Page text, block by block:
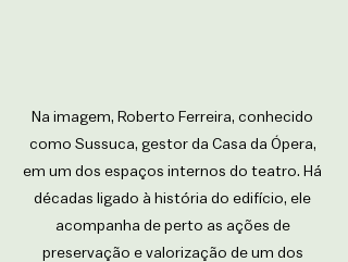
Na imagem, Roberto Ferreira, conhecido
como Sussuca, gestor da Casa da Ópera,
em um dos espaços internos do teatro. Há
décadas ligado à história do edifício, ele
acompanha de perto as ações de
preservação e valorização de um dos